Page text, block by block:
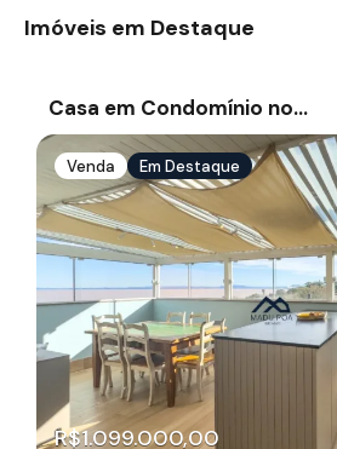
Imóveis em Destaque
Casa em Condomínio no…
Venda Em Destaque
R$1.099.000,00